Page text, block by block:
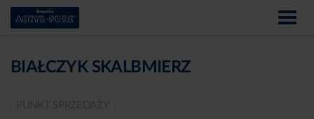
BIAŁCZYK SKALBMIERZ